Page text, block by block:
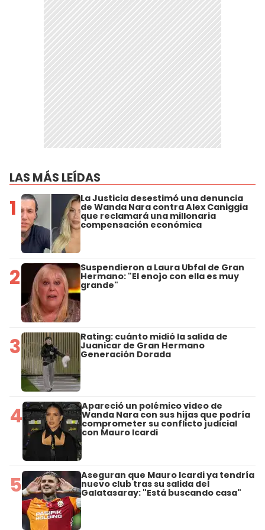
LAS MÁS LEÍDAS
1 La Justicia desestimó una denuncia
de Wanda Nara contra Alex Caniggia
que reclamará una millonaria
compensación económica
2 Suspendieron a Laura Ubfal de Gran
Hermano: "El enojo con ella es muy
grande"
3 Rating: cuánto midió la salida de
Juanicar de Gran Hermano
Generación Dorada
4 Apareció un polémico video de
Wanda Nara con sus hijas que podría
comprometer su conflicto judicial
con Mauro Icardi
5 Aseguran que Mauro Icardi ya tendría
nuevo club tras su salida del
Galatasaray: "Está buscando casa"